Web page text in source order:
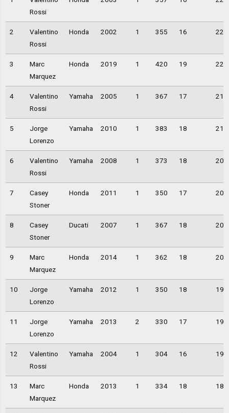
Rossi
2
Valentino
Rossi
Honda 2002 1 355 16
3
Marc
Marquez
Honda 2019 1 420 19
4
Valentino
Rossi
Yamaha 2005 1 367 17
5
Jorge
Lorenzo
Yamaha 2010 1 383 18
6
Valentino
Rossi
Yamaha 2008 1 373 18
7
Casey
Stoner
Honda 2011 1 350 17
8
Casey
Stoner
Ducati 2007 1 367 18
9
Marc
Marquez
Honda 2014 1 362 18
10
Jorge
Lorenzo
Yamaha 2012 1 350 18
11
Jorge
Lorenzo
Yamaha 2013 2 330 17
12
Valentino
Rossi
Yamaha 2004 1 304 16
13
Marc
Marquez
Honda 2013 1 334 18